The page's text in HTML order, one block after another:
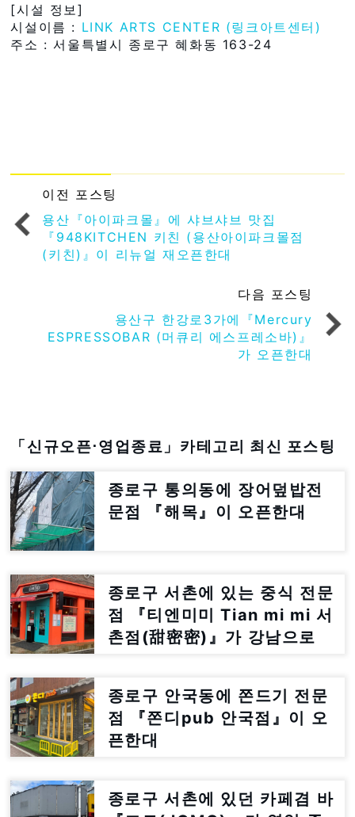
[시설 정보]
시설이름 : LINK ARTS CENTER (링크아트센터)
주소 : 서울특별시 종로구 혜화동 163-24
이전 포스팅
용산『아이파크몰』에 샤브샤브 맛집
『948KITCHEN 키친 (용산아이파크몰점
(키친)』이 리뉴얼 재오픈한대
다음 포스팅
용산구 한강로3가에『Mercury
ESPRESSOBAR (머큐리 에스프레소바)』
가 오픈한대
「신규오픈⋅영업종료」카테고리 최신 포스팅
종로구 통의동에 장어덮밥전
문점 『해목』이 오픈한대
종로구 서촌에 있는 중식 전문
점 『티엔미미 Tian mi mi 서
촌점(甜密密)』가 강남으로
종로구 안국동에 쫀드기 전문
점 『쫀디pub 안국점』이 오
픈한대
종로구 서촌에 있던 카페겸 바